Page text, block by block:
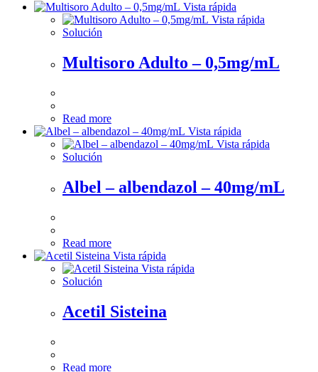
Vista rápida
Vista rápida
Solución
Multisoro Adulto – 0,5mg/mL
Read more
Vista rápida
Vista rápida
Solución
Albel – albendazol – 40mg/mL
Read more
Vista rápida
Vista rápida
Solución
Acetil Sisteina
Read more